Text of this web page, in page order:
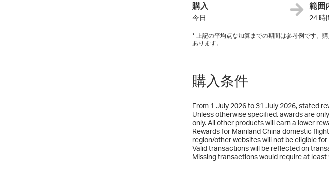
購入
今日
範囲
24 時
* 上記の平均点な加算までの期間は参考例です。
あります。
購入条件
From 1 July 2026 to 31 July 2026, stated
Unless otherwise specified, awards are
only. All other products will earn a lower
Rewards for Mainland China domestic
region/other websites will not be eligible
Valid transactions will be reflected on
Missing transactions would require at